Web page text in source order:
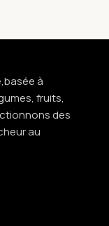
à
fruits,
des
au